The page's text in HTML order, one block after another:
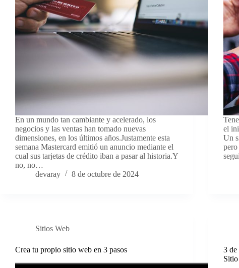
En un mundo tan cambiante y acelerado, los
negocios y las ventas han tomado nuevas
dimensiones, en los últimos años.Justamente esta
semana Mastercard emitió un anuncio mediante el
cual sus tarjetas de crédito iban a pasar al historia.Y
no, no…
devaray
8 de octubre de 2024
el
Un
Sitios Web
Crea tu propio sitio web en 3 pasos
3 de